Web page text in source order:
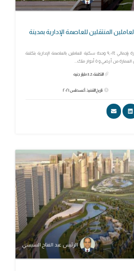
المنتقلين للعاصمة الإدارية بمدينة
تم الانتهاء من تنفيذ ٣٧٦ عمارة بإجمالي ٩,٠٢٤ وحدة سكنية للعاملين بالعاصمة الإدارية بتكلفة
التكلفة: 3.2 مليار جنيه
تاريخ التنفيذ: أغسطس ٢٠٢١
الرئيس عبد الفتاح السيسي